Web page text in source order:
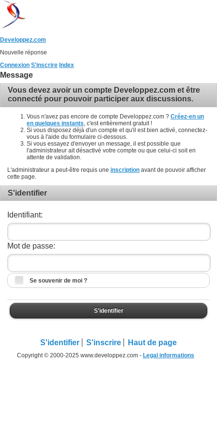
Developpez.com
Nouvelle réponse
Connexion S'inscrire Index
Message
Vous devez avoir un compte Developpez.com et être
connecté pour pouvoir participer aux discussions.
Vous n'avez pas encore de compte Developpez.com ? Créez-en un
en quelques instants , c'est entièrement gratuit !
Si vous disposez déjà d'un compte et qu'il est bien activé, connectez-
vous à l'aide du formulaire ci-dessous.
Si vous essayez d'envoyer un message, il est possible que
l'administrateur ait désactivé votre compte ou que celui-ci soit en
attente de validation.
L'administrateur a peut-être requis une inscription avant de pouvoir afficher
cette page.
S'identifier
Identifiant:
Mot de passe:
Se souvenir de moi ?
S'identifier
S'identifier S'inscrire Haut de page
Copyright © 2000-2025 www.developpez.com - Legal informations